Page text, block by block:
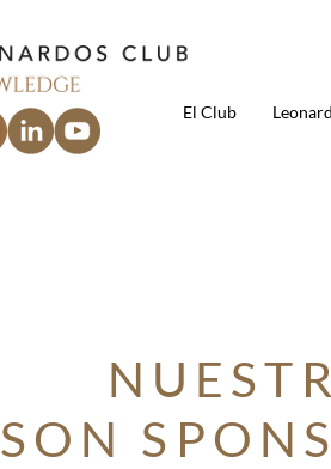
El Club
SON